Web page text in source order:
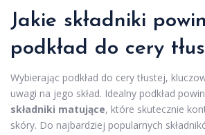
Jakie składniki
podkład do cery
Wybierając podkład do cery tłustej,
uwagi na jego skład. Idealny podkład
składniki matujące, które skutecznie
skóry. Do najbardziej popularnych